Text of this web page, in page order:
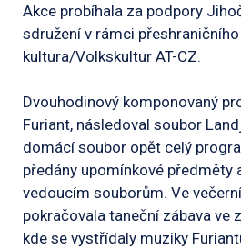
Akce probíhala za podpory
sdružení v rámci
kultura/Volkskultur AT-CZ.
Dvouhodinový komponovaný
Furiant, následoval soubor
domácí soubor opět celý
předány upomínkové předměty
vedoucím souborům. Ve
pokračovala taneční zábava ve
kde se vystřídaly muziky